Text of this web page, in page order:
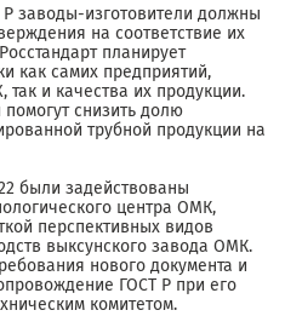
заводы-изготовители должны
на соответствие их
планирует
как самих предприятий,
и качества их продукции.
помогут снизить долю
трубной продукции на
были задействованы
центра ОМК,
перспективных видов
выксунского завода ОМК.
нового документа и
ГОСТ Р при его
комитетом.